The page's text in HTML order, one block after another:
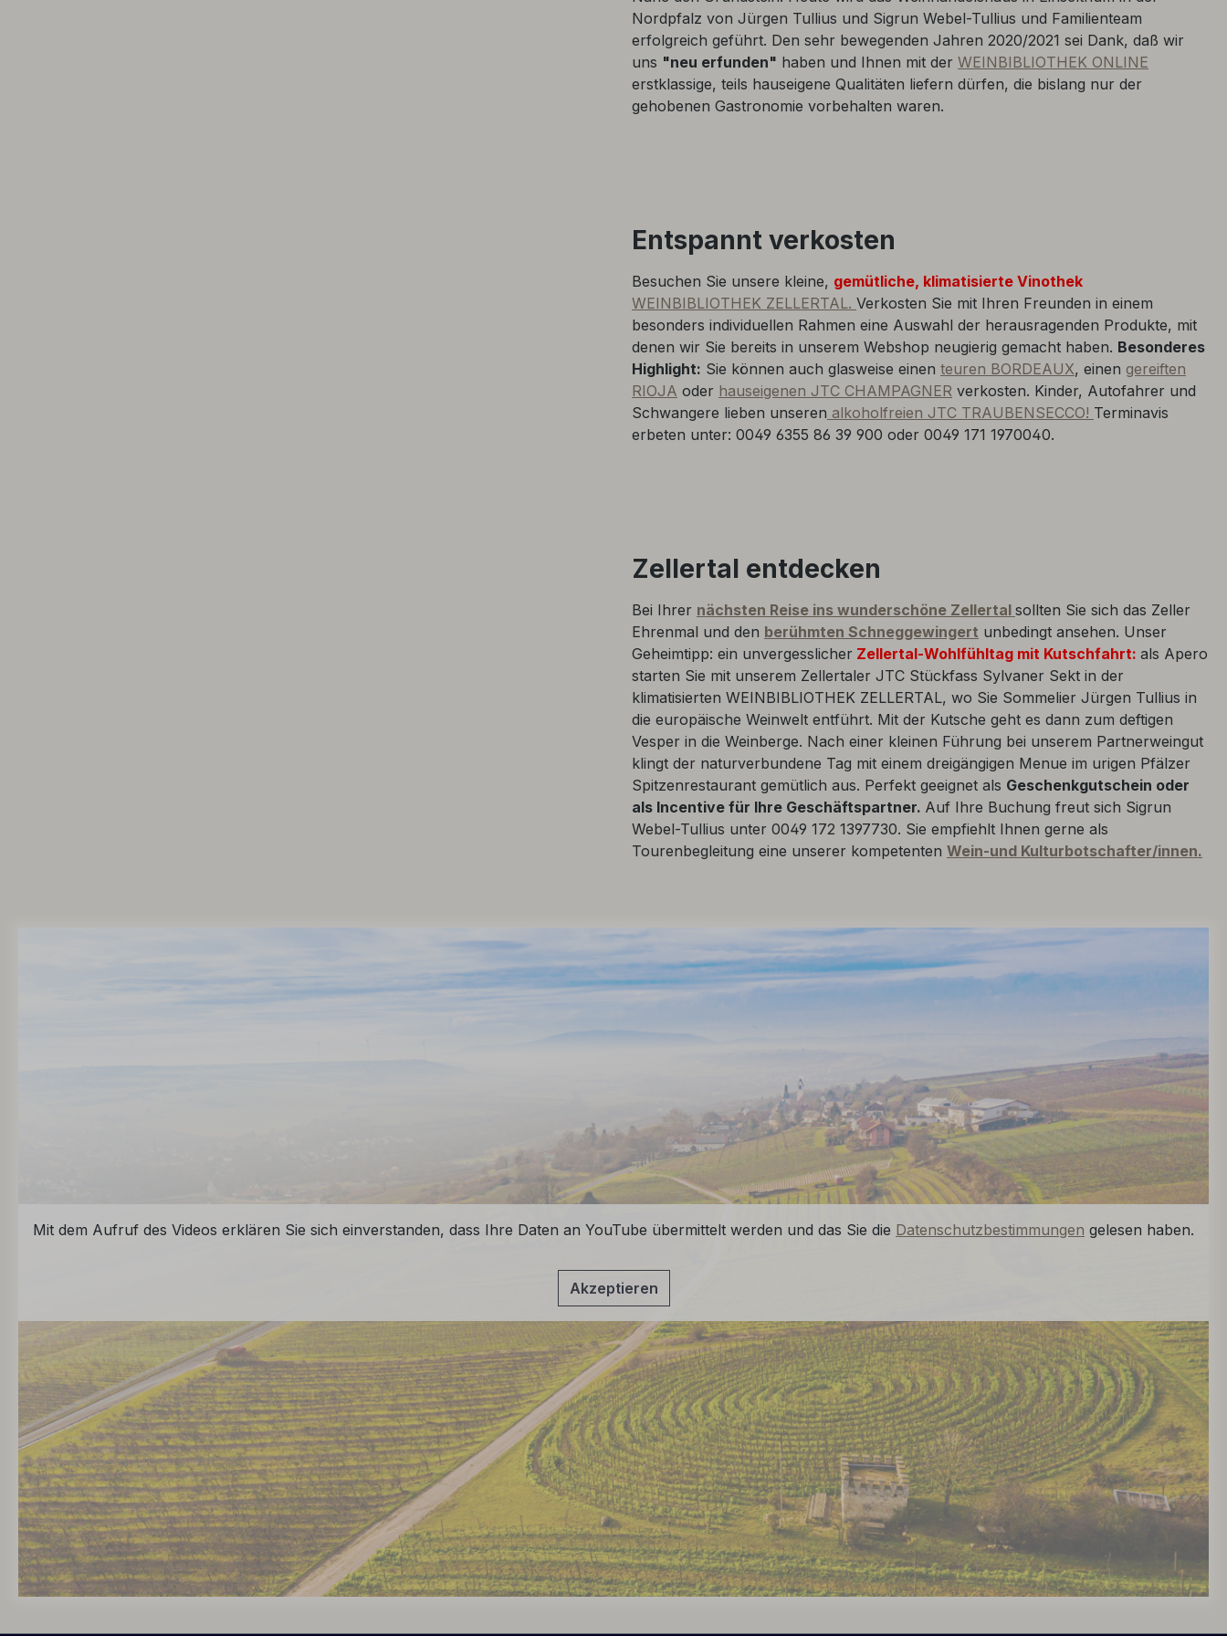
Nordpfalz von Jürgen Tullius und Sigrun Webel-Tullius und Familienteam
erfolgreich geführt. Den sehr bewegenden Jahren 2020/2021 sei Dank, daß wir
uns "neu erfunden" haben und Ihnen mit der WEINBIBLIOTHEK ONLINE
erstklassige, teils hauseigene Qualitäten liefern dürfen, die bislang nur der
gehobenen Gastronomie vorbehalten waren.
Entspannt verkosten
Besuchen Sie unsere kleine, gemütliche, klimatisierte Vinothek
WEINBIBLIOTHEK ZELLERTAL. Verkosten Sie mit Ihren Freunden in einem
besonders individuellen Rahmen eine Auswahl der herausragenden Produkte, mit
denen wir Sie bereits in unserem Webshop neugierig gemacht haben. Besonderes
Highlight: Sie können auch glasweise einen teuren BORDEAUX, einen gereiften
RIOJA oder hauseigenen JTC CHAMPAGNER verkosten. Kinder, Autofahrer und
Schwangere lieben unseren alkoholfreien JTC TRAUBENSECCO! Terminavis
erbeten unter: 0049 6355 86 39 900 oder 0049 171 1970040.
Zellertal entdecken
Bei Ihrer nächsten Reise ins wunderschöne Zellertal sollten Sie sich das Zeller
Ehrenmal und den berühmten Schneggewingert unbedingt ansehen. Unser
Geheimtipp: ein unvergesslicher Zellertal-Wohlfühltag mit Kutschfahrt: als Apero
starten Sie mit unserem Zellertaler JTC Stückfass Sylvaner Sekt in der
klimatisierten WEINBIBLIOTHEK ZELLERTAL, wo Sie Sommelier Jürgen Tullius in
die europäische Weinwelt entführt. Mit der Kutsche geht es dann zum deftigen
Vesper in die Weinberge. Nach einer kleinen Führung bei unserem Partnerweingut
klingt der naturverbundene Tag mit einem dreigängigen Menue im urigen Pfälzer
Spitzenrestaurant gemütlich aus. Perfekt geeignet als Geschenkgutschein oder
als Incentive für Ihre Geschäftspartner. Auf Ihre Buchung freut sich Sigrun
Webel-Tullius unter 0049 172 1397730. Sie empfiehlt Ihnen gerne als
Tourenbegleitung eine unserer kompetenten Wein-und Kulturbotschafter/innen.
Mit dem Aufruf des Videos erklären Sie sich einverstanden, dass Ihre Daten an YouTube übermittelt werden und das Sie die Datenschutzbestimmungen gelesen haben.
Akzeptieren